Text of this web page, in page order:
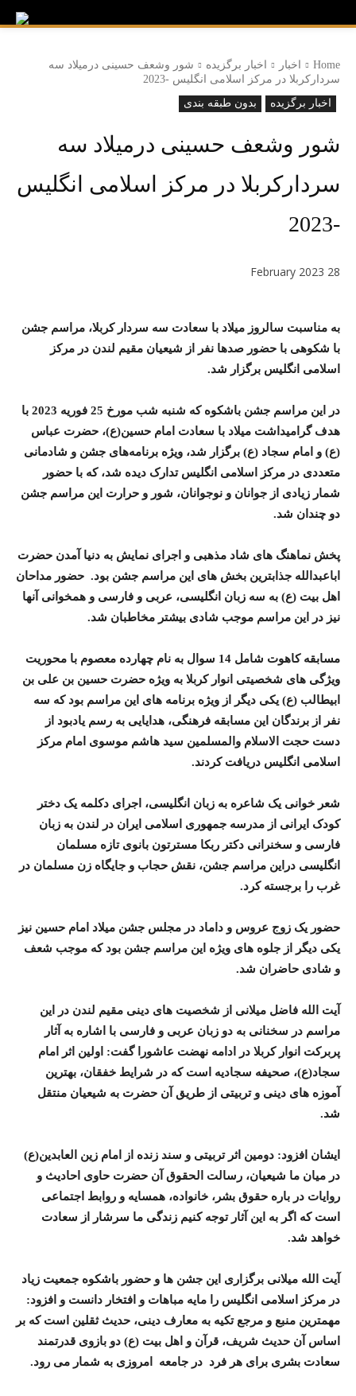
Home اخبار اخبار برگزیده
شور وشعف حسینی درمیلاد سه
سردارکربلا در مرکز اسلامی انگلیس -2023
اخبار برگزیده
بدون طبقه بندی
شور وشعف حسینی درمیلاد سه
سردارکربلا در مرکز اسلامی انگلیس
-2023
28 February 2023
به مناسبت سالروز میلاد با سعادت سه سردار کربلا، مراسم جشن
با شکوهی با حضور صدها نفر از شیعیان مقیم لندن در مرکز
اسلامی انگلیس برگزار شد.
در این مراسم جشن باشکوه که شنبه شب مورخ 25 فوریه 2023 با
هدف گرامیداشت میلاد با سعادت امام حسین(ع)، حضرت عباس
(ع) و امام سجاد (ع) برگزار شد، ویژه برنامه‌های جشن و شادمانی
متعددی در مرکز اسلامی انگلیس تدارک دیده شد، که با حضور
شمار زیادی از جوانان و نوجوانان، شور و حرارت این مراسم جشن
دو چندان شد.
پخش نماهنگ های شاد مذهبی و اجرای نمایش به دنیا آمدن حضرت
اباعبدالله جذابترین بخش های این مراسم جشن بود. حضور مداحان
اهل بیت (ع) به سه زبان انگلیسی، عربی و فارسی و همخوانی آنها
نیز در این مراسم موجب شادی بیشتر مخاطبان شد.
مسابقه کاهوت شامل 14 سوال به نام چهارده معصوم با محوریت
ویژگی های شخصیتی انوار کربلا به ویژه حضرت حسین بن علی بن
ابیطالب (ع) یکی دیگر از ویژه برنامه های این مراسم بود که سه
نفر از برندگان این مسابقه فرهنگی، هدایایی به رسم یادبود از
دست حجت الاسلام والمسلمین سید هاشم موسوی امام مرکز
اسلامی انگلیس دریافت کردند.
شعر خوانی یک شاعره به زبان انگلیسی، اجرای دکلمه یک دختر
کودک ایرانی از مدرسه جمهوری اسلامی ایران در لندن به زبان
فارسی و سخنرانی دکتر ربکا مسترتون بانوی تازه مسلمان
انگلیسی دراین مراسم جشن، نقش حجاب و جایگاه زن مسلمان در
غرب را برجسته کرد.
حضور یک زوج عروس و داماد در مجلس جشن میلاد امام حسین نیز
یکی دیگر از جلوه های ویژه این مراسم جشن بود که موجب شعف
و شادی حاضران شد.
آیت الله فاضل میلانی از شخصیت های دینی مقیم لندن در این
مراسم در سخنانی به دو زبان عربی و فارسی با اشاره به آثار
پربرکت انوار کربلا در ادامه نهضت عاشورا گفت: اولین اثر امام
سجاد(ع)، صحیفه سجادیه است که در شرایط خفقان، بهترین
آموزه های دینی و تربیتی از طریق آن حضرت به شیعیان منتقل
شد.
ایشان افزود: دومین اثر تربیتی و سند زنده از امام زین العابدین(ع)
در میان ما شیعیان، رسالت الحقوق آن حضرت حاوی احادیث و
روایات در باره حقوق بشر، خانواده، همسایه و روابط اجتماعی
است که اگر به این آثار توجه کنیم زندگی ما سرشار از سعادت
خواهد شد.
آیت الله میلانی برگزاری این جشن ها و حضور باشکوه جمعیت زیاد
در مرکز اسلامی انگلیس را مایه مباهات و افتخار دانست و افزود:
مهمترین منبع و مرجع تکیه به معارف دینی، حدیث ثقلین است که بر
اساس آن حدیث شریف، قرآن و اهل بیت (ع) دو بازوی قدرتمند
سعادت بشری برای هر فرد در جامعه امروزی به شمار می رود.